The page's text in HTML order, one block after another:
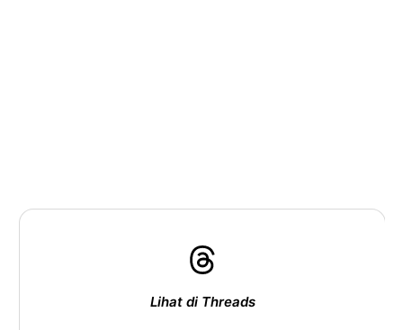
Lihat di Threads